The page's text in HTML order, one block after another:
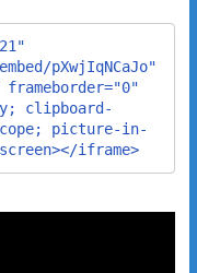
pXwjIqNCaJo"
frameborder="0"
clipboard-
picture-in-
iframe>